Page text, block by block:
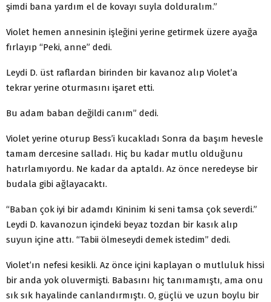
şimdi bana yardım el de kovayı suyla dolduralım.”
Violet hemen annesinin işleğini yerine getirmek üzere ayağa
fırlayıp “Peki, anne” dedi.
Leydi D. üst raflardan birinden bir kavanoz alıp Violet’a
tekrar yerine oturmasını işaret etti.
Bu adam baban değildi canım” dedi.
Violet yerine oturup Bess’i kucakladı Sonra da başım hevesle
tamam dercesine salladı. Hiç bu kadar mutlu olduğunu
hatırlamıyordu. Ne kadar da aptaldı. Az önce neredeyse bir
budala gibi ağlayacaktı.
“Baban çok iyi bir adamdı Kininim ki seni tamsa çok severdi.”
Leydi D. kavanozun içindeki beyaz tozdan bir kasık alıp
suyun içine attı. “Tabii ölmeseydi demek istedim” dedi.
Violet’ın nefesi kesikli. Az önce içini kaplayan o mutluluk hissi
bir anda yok oluvermişti. Babasını hiç tanımamıştı, ama onu
sık sık hayalinde canlandırmıştı. O, güçlü ve uzun boylu bir